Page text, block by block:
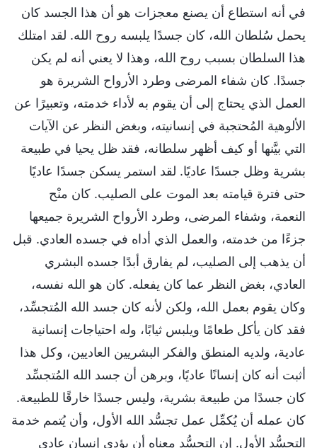
في أنه استطاع أن يصنع معجزات هو أن هذا الجسد كان
يحمل سُلطان الله، كان جسدًا يلبسه روح الله. لقد امتلك
هذا السلطان بسبب روح الله، وهذا لا يعني أنه لم يكن
جسدًا. كان شفاء المرضى وطرد الأرواح الشريرة هو
العمل الذي يحتاج إلى أن يقوم به لأداء خدمته، وتعبيرًا عن
الألوهية المُحتجبة في إنسانيته، وبغض النظر عن الآيات
التي بيَّنها أو كيف أظهر سلطانه، فقد ظل يحيا في طبيعة
بشرية وظل جسدًا عاديًا. لقد استمر يسكن جسدًا عاديًا
حتى فترة قيامته بعد الموت على الصليب. كان منْح
النعمة، وشفاء المرضى، وطرد الأرواح الشريرة جميعها
جزءًا من خدمته، والعمل الذي أداه في جسده العادي. قبل
أن يذهب إلى الصليب، لم يفارق أبدًا جسده البشري
العادي، بغض النظر عما كان يفعله. كان هو الله نفسه،
وكان يقوم بعمل الله، ولكن لأنه كان جسد الله المُتجسِّد،
فقد كان يأكل طعامًا ويلبس ثيابًا، وله احتياجات إنسانية
عادية، ولديه المنطق والفكر البشريين العاديين، وكل هذا
أثبت أنه كان إنسانًا عاديًا، وبرهن أن جسد الله المُتجسِّد
كان جسدًا من طبيعة بشرية، وليس جسدًا خارقًا للطبيعة.
كان عمله أن يُكمِّل عمل تجسُّد الله الأول، وأن يُتمم خدمة
التجسُّد الأول. إن التجسُّد معناه أن يؤدي إنسان عادي